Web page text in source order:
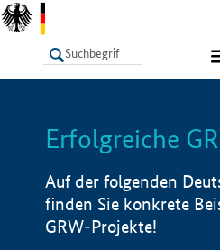
LISTE
Erfolgreiche
Auf der folgenden
finden Sie konkrete
GRW-Projekte!